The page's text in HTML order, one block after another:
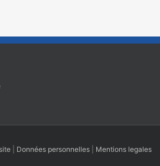
Données personnelles Mentions legales